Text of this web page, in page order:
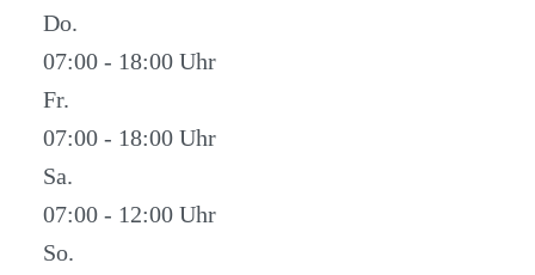
Do.
07:00 - 18:00
Fr.
07:00 - 18:00
Sa.
07:00 - 12:00
So.